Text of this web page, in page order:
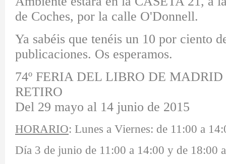
de Coches, por la calle O'Donnell.
Ya sabéis que tenéis un 10 por ciento
publicaciones. Os esperamos.
74º FERIA DEL LIBRO DE MADRID
RETIRO
Del 29 mayo al 14 junio de 2015
HORARIO: Lunes a Viernes: de 11:00 a
Día 3 de junio de 11:00 a 14:00 y de 18:00